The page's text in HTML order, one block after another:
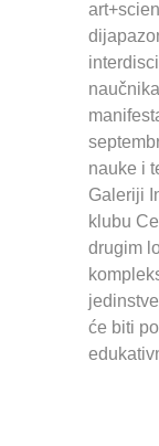
nauke i
Galeriji
klubu
drugim
će biti